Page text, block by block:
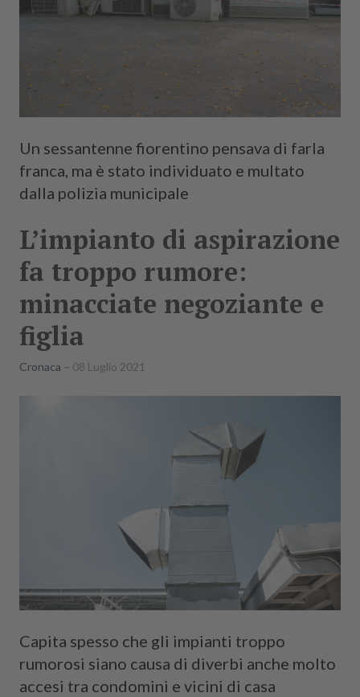
Un sessantenne fiorentino pensava di farla
franca, ma è stato individuato e multato
dalla polizia municipale
L’impianto di aspirazione
fa troppo rumore:
minacciate negoziante e
figlia
Cronaca 08 Luglio 2021
Capita spesso che gli impianti troppo
rumorosi siano causa di diverbi anche molto
accesi tra condomini e vicini di casa